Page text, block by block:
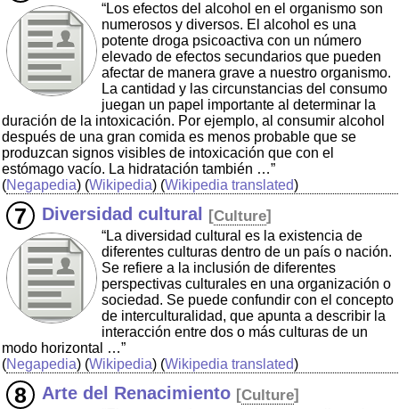
“Los efectos del alcohol en el organismo son
numerosos y diversos. El alcohol es una
potente droga psicoactiva con un número
elevado de efectos secundarios que pueden
afectar de manera grave a nuestro organismo.
La cantidad y las circunstancias del consumo
juegan un papel importante al determinar la
duración de la intoxicación. Por ejemplo, al consumir alcohol
después de una gran comida es menos probable que se
produzcan signos visibles de intoxicación que con el
estómago vacío. La hidratación también …”
(Negapedia) (Wikipedia) (Wikipedia translated)
Diversidad cultural [Culture]
“La diversidad cultural es la existencia de
diferentes culturas dentro de un país o nación.
Se refiere a la inclusión de diferentes
perspectivas culturales en una organización o
sociedad. Se puede confundir con el concepto
de interculturalidad, que apunta a describir la
interacción entre dos o más culturas de un
modo horizontal …”
(Negapedia) (Wikipedia) (Wikipedia translated)
Arte del Renacimiento [Culture]